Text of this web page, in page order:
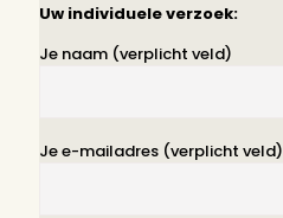
Uw individuele verzoek:
Je naam (verplicht veld)
Je e-mailadres (verplicht veld)